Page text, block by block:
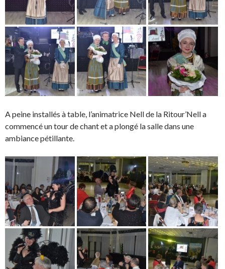
A peine installés à table, l’animatrice Nell de la Ritour’Nell a
commencé un tour de chant et a plongé la salle dans une
ambiance pétillante.